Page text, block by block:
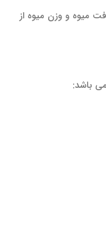
میوه و وزن میوه از
باشد: